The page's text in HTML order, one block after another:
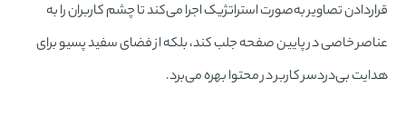
قراردادن تصاویر به‌صورت استراتژیک اجرا می‌کند تا چشم کاربران را به
عناصر خاصی در پایین صفحه جلب کند، بلکه از فضای سفید پسیو برای
هدایت بی‌دردسر کاربر در محتوا بهره می‌برد.